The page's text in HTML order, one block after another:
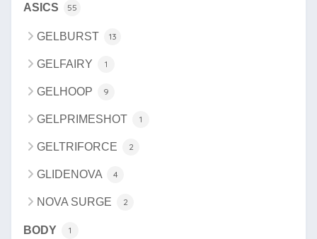
ASICS 55
GELBURST 13
GELFAIRY 1
GELHOOP 9
GELPRIMESHOT 1
GELTRIFORCE 2
GLIDENOVA 4
NOVA SURGE 2
BODY 1